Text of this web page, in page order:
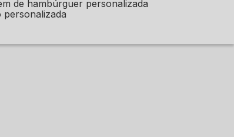
de hambúrguer personalizada
personalizada